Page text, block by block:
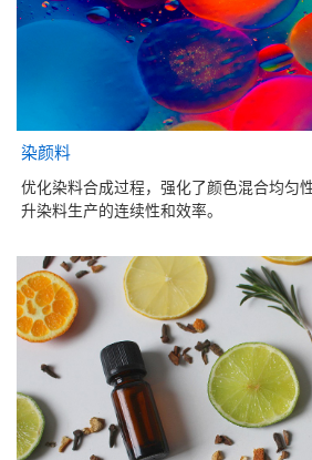
染颜料
优化染料合成过程，强化了颜色混合均匀
升染料生产的连续性和效率。